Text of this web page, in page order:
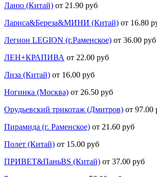
Ланю (Китай) от 21.90 руб
Лариса&Береза&МИНИ (Китай) от 16.80
Легион LEGION (г.Раменское) от 36.00 руб
ЛЕН+КРАПИВА от 22.00 руб
Лиза (Китай) от 16.00 руб
Ногинка (Москва) от 26.50 руб
Орудьевский трикотаж (Дмитров) от 97.00
Пирамида (г. Раменское) от 21.60 руб
Полет (Китай) от 15.00 руб
ПРИВЕТ&ПаньBS (Китай) от 37.00 руб